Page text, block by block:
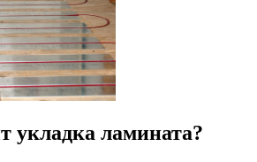
укладка ламината?